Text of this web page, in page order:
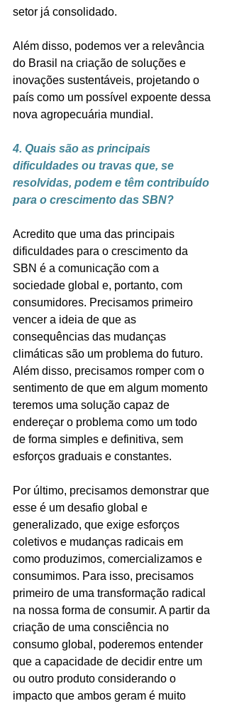
setor já consolidado.
Além disso, podemos ver a relevância
do Brasil na criação de soluções e
inovações sustentáveis, projetando o
país como um possível expoente dessa
nova agropecuária mundial.
4. Quais são as principais
dificuldades ou travas que, se
resolvidas, podem e têm contribuído
para o crescimento das SBN?
Acredito que uma das principais
dificuldades para o crescimento da
SBN é a comunicação com a
sociedade global e, portanto, com
consumidores. Precisamos primeiro
vencer a ideia de que as
consequências das mudanças
climáticas são um problema do futuro.
Além disso, precisamos romper com o
sentimento de que em algum momento
teremos uma solução capaz de
endereçar o problema como um todo
de forma simples e definitiva, sem
esforços graduais e constantes.
Por último, precisamos demonstrar que
esse é um desafio global e
generalizado, que exige esforços
coletivos e mudanças radicais em
como produzimos, comercializamos e
consumimos. Para isso, precisamos
primeiro de uma transformação radical
na nossa forma de consumir. A partir da
criação de uma consciência no
consumo global, poderemos entender
que a capacidade de decidir entre um
ou outro produto considerando o
impacto que ambos geram é muito